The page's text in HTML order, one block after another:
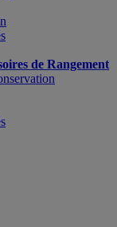
de Rangement